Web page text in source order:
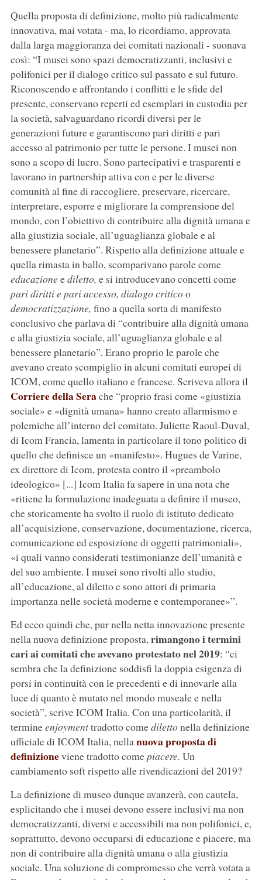
Quella proposta di definizione, molto più radicalmente
innovativa, mai votata - ma, lo ricordiamo, approvata
dalla larga maggioranza dei comitati nazionali - suonava
così: “I musei sono spazi democratizzanti, inclusivi e
polifonici per il dialogo critico sul passato e sul futuro.
Riconoscendo e affrontando i conflitti e le sfide del
presente, conservano reperti ed esemplari in custodia per
la società, salvaguardano ricordi diversi per le
generazioni future e garantiscono pari diritti e pari
accesso al patrimonio per tutte le persone. I musei non
sono a scopo di lucro. Sono partecipativi e trasparenti e
lavorano in partnership attiva con e per le diverse
comunità al fine di raccogliere, preservare, ricercare,
interpretare, esporre e migliorare la comprensione del
mondo, con l’obiettivo di contribuire alla dignità umana e
alla giustizia sociale, all’uguaglianza globale e al
benessere planetario”. Rispetto alla definizione attuale e
quella rimasta in ballo, scomparivano parole come
educazioneediletto, e si introducevano concetti come
pari diritti e pari accesso, dialogo criticoo
democratizzazione, fino a quella sorta di manifesto
conclusivo che parlava di “contribuire alla dignità umana
e alla giustizia sociale, all’uguaglianza globale e al
benessere planetario”. Erano proprio le parole che
avevano creato scompiglio in alcuni comitati europei di
ICOM, come quello italiano e francese. Scriveva allora il
Corriere della Serache “proprio frasi come «giustizia
sociale» e «dignità umana» hanno creato allarmismo e
polemiche all’interno del comitato. Juliette Raoul-Duval,
di Icom Francia, lamenta in particolare il tono politico di
quello che definisce un «manifesto». Hugues de Varine,
ex direttore di Icom, protesta contro il «preambolo
ideologico» [...] Icom Italia fa sapere in una nota che
«ritiene la formulazione inadeguata a definire il museo,
che storicamente ha svolto il ruolo di istituto dedicato
all’acquisizione, conservazione, documentazione, ricerca,
comunicazione ed esposizione di oggetti patrimoniali»,
«i quali vanno considerati testimonianze dell’umanità e
del suo ambiente. I musei sono rivolti allo studio,
all’educazione, al diletto e sono attori di primaria
importanza nelle società moderne e contemporanee»”.
Ed ecco quindi che, pur nella netta innovazione presente
nella nuova definizione proposta,rimangono i termini
cari ai comitati che avevano protestato nel 2019: “ci
sembra che la definizione soddisfi la doppia esigenza di
porsi in continuità con le precedenti e di innovarle alla
luce di quanto è mutato nel mondo museale e nella
società”, scrive ICOM Italia. Con una particolarità, il
termineenjoymenttradotto comedilettonella definizione
ufficiale di ICOM Italia, nellanuova proposta di
definizioneviene tradotto comepiacere. Un
cambiamento soft rispetto alle rivendicazioni del 2019?
La definizione di museo dunque avanzerà, con cautela,
esplicitando che i musei devono essere inclusivi ma non
democratizzanti, diversi e accessibili ma non polifonici, e,
soprattutto, devono occuparsi di educazione e piacere, ma
non di contribuire alla dignità umana o alla giustizia
sociale. Una soluzione di compromesso che verrà votata a